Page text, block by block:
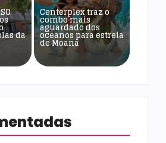
da
Centerplex traz o
combo mais
aguardado dos
oceanos para estreia
de Moana